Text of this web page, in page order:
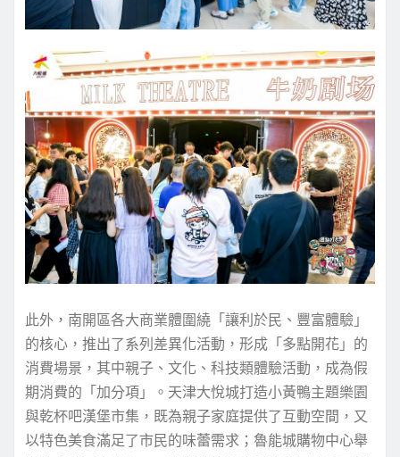
此外，南開區各大商業體圍繞「讓利於民、豐富體驗」
的核心，推出了系列差異化活動，形成「多點開花」的
消費場景，其中親子、文化、科技類體驗活動，成為假
期消費的「加分項」。天津大悅城打造小黃鴨主題樂園
與乾杯吧漢堡市集，既為親子家庭提供了互動空間，又
以特色美食滿足了市民的味蕾需求；魯能城購物中心舉